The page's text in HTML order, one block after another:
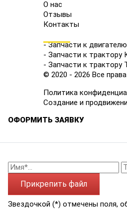
О нас
Отзывы
Контакты
- Запчасти к
- Запчасти к трактору
- Запчасти к трактору
© 2020 - 2026 Все
Политика
Создание и
ОФОРМИТЬ ЗАЯВКУ
Прикрепить файл
Звездочкой (*) отмечены поля,